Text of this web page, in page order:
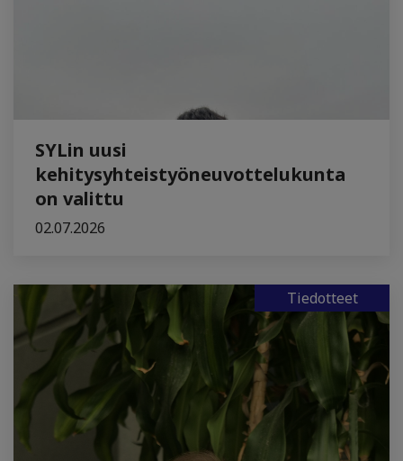
SYLin uusi
kehitysyhteistyöneuvottelukunta
on valittu
02.07.2026
Tiedotteet